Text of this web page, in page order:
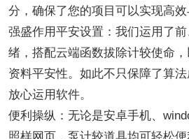
分，确保了您的项目可以实现高效
强盛作用平安设置：我们运用了
绪，搭配云端函数拔除计较使命
资料平安性。如此不只保障了算
放心运用软件。
便利操纵：无论是安卓手机、